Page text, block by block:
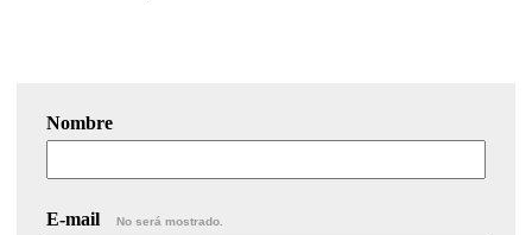
Nombre
E-mail No será mostrado.